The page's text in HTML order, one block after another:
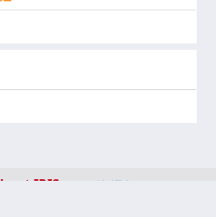
about IRIS